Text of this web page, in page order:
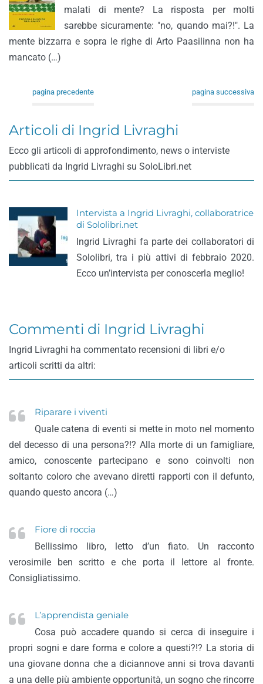
malati di mente? La risposta per molti
sarebbe sicuramente: "no, quando mai?!". La
mente bizzarra e sopra le righe di Arto Paasilinna non ha
mancato (…)
pagina precedente pagina successiva
Articoli di Ingrid Livraghi
Ecco gli articoli di approfondimento, news o interviste
pubblicati da Ingrid Livraghi su SoloLibri.net
Intervista a Ingrid Livraghi, collaboratrice
di Sololibri.net
Ingrid Livraghi fa parte dei collaboratori di
Sololibri, tra i più attivi di febbraio 2020.
Ecco un’intervista per conoscerla meglio!
Commenti di Ingrid Livraghi
Ingrid Livraghi ha commentato recensioni di libri e/o
articoli scritti da altri:
Riparare i viventi
Quale catena di eventi si mette in moto nel momento
del decesso di una persona?!? Alla morte di un famigliare,
amico, conoscente partecipano e sono coinvolti non
soltanto coloro che avevano diretti rapporti con il defunto,
quando questo ancora (…)
Fiore di roccia
Bellissimo libro, letto d’un fiato. Un racconto
verosimile ben scritto e che porta il lettore al fronte.
Consigliatissimo.
L’apprendista geniale
Cosa può accadere quando si cerca di inseguire i
propri sogni e dare forma e colore a questi?!? La storia di
una giovane donna che a diciannove anni si trova davanti
a una delle più ambiente opportunità, un sogno che rincorre